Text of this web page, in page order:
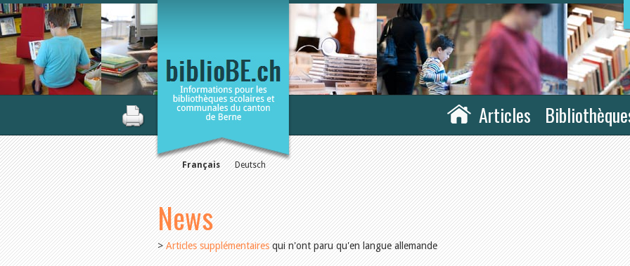
Français Deutsch
Articles
News
>Articles supplémentairesqui n'ont paru qu'en langue allemande